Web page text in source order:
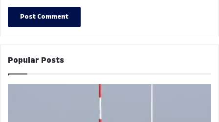
Popular Posts